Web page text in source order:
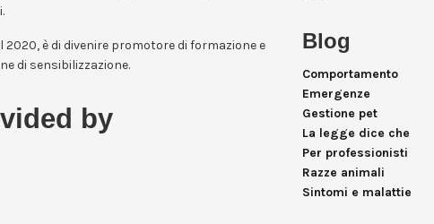
2020, è di divenire promotore di formazione e
di sensibilizzazione.
by
Blog
Comportamento
Emergenze
Gestione pet
La legge dice che
Per professionisti
Razze animali
Sintomi e malattie